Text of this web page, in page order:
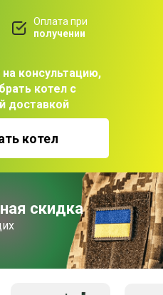
консультацию,
котел с
доставкой
котел
Оплата при
получении
скидка